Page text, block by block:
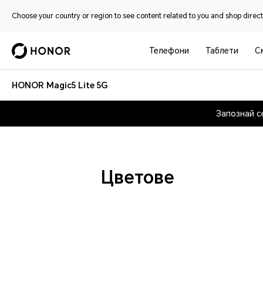
Choose your country or region to see content related to you and shop
Телефони Таблети
HONOR Magic5 Lite 5G
Запознай
Цветове